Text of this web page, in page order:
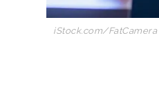
iStock.com/FatCamera